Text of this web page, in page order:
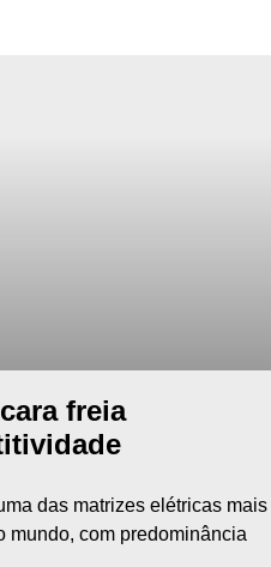
freia
das matrizes elétricas mais
mundo, com predominância